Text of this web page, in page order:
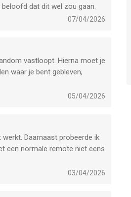
dat dit wel zou gaan.
07/04/2026
vastloopt. Hierna moet je
waar je bent gebleven,
in de categorie "have
05/04/2026
Daarnaast probeerde ik
een normale remote niet eens
03/04/2026